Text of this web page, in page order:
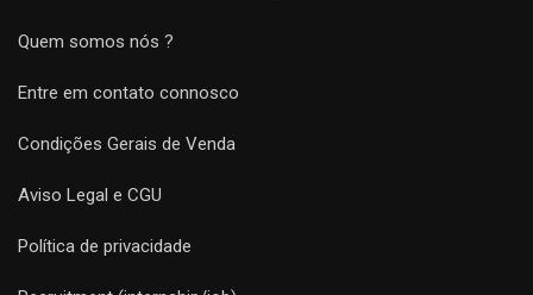
Quem somos nós ?
Entre em contato connosco
Condições Gerais de Venda
Aviso Legal e CGU
Política de privacidade